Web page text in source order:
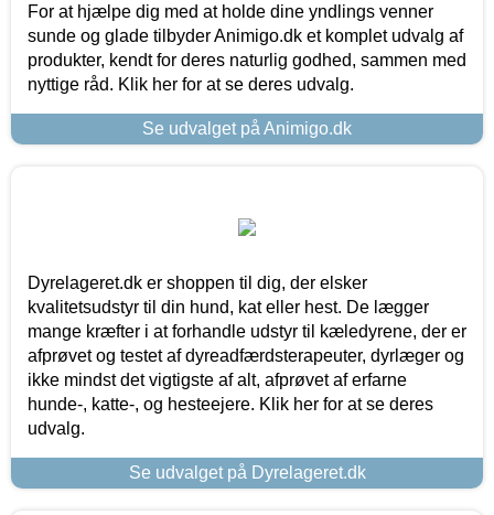
For at hjælpe dig med at holde dine yndlings venner
sunde og glade tilbyder Animigo.dk et komplet udvalg af
produkter, kendt for deres naturlig godhed, sammen med
nyttige råd. Klik her for at se deres udvalg.
Se udvalget på Animigo.dk
Dyrelageret.dk er shoppen til dig, der elsker
kvalitetsudstyr til din hund, kat eller hest. De lægger
mange kræfter i at forhandle udstyr til kæledyrene, der er
afprøvet og testet af dyreadfærdsterapeuter, dyrlæger og
ikke mindst det vigtigste af alt, afprøvet af erfarne
hunde-, katte-, og hesteejere. Klik her for at se deres
udvalg.
Se udvalget på Dyrelageret.dk